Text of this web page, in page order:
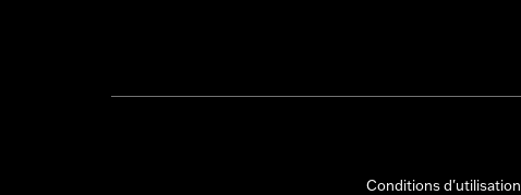
Conditions d'utilisation